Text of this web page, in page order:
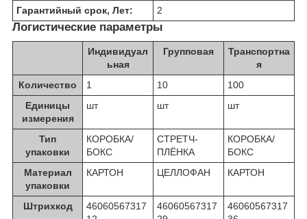
Гарантийный срок, Лет:
2
Логистические параметры
Индивидуал
ьная
Групповая
Транспортна
я
Количество
1 10
100
Единицы
измерения
шт шт шт
Тип
упаковки
КОРОБКА/
БОКС
СТРЕТЧ-
ПЛЁНКА
КОРОБКА/
БОКС
Материал
упаковки
КАРТОН ЦЕЛЛОФАН КАРТОН
Штрихкод
46060567317
46060567317
46060567317